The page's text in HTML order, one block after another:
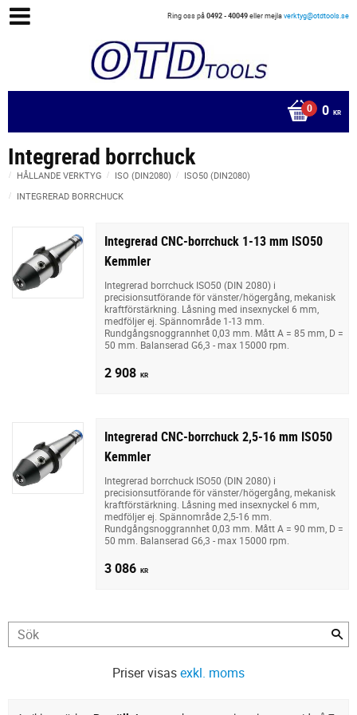
Ring oss på0492 - 40049eller mejlaverktyg@otdtools.se
0 KR
Integrerad borrchuck
HÅLLANDE VERKTYG ISO (DIN2080)
ISO50 (DIN2080)
INTEGRERAD BORRCHUCK
Integrerad CNC-borrchuck 1-13 mm ISO50
Kemmler
Integrerad borrchuck ISO50 (DIN 2080) i
precisionsutförande för vänster/högergång, mekanisk
kraftförstärkning. Låsning med insexnyckel 6 mm,
medföljer ej. Spännområde 1-13 mm.
Rundgångsnoggrannhet 0,03 mm. Mått A = 85 mm, D =
50 mm. Balanserad G6,3 - max 15000 rpm.
2 908 KR
Integrerad CNC-borrchuck 2,5-16 mm ISO50
Kemmler
Integrerad borrchuck ISO50 (DIN 2080) i
precisionsutförande för vänster/högergång, mekanisk
kraftförstärkning. Låsning med insexnyckel 6 mm,
medföljer ej. Spännområde 2,5-16 mm.
Rundgångsnoggrannhet 0,03 mm. Mått A = 90 mm, D =
50 mm. Balanserad G6,3 - max 15000 rpm.
3 086 KR
Priser visasexkl. moms